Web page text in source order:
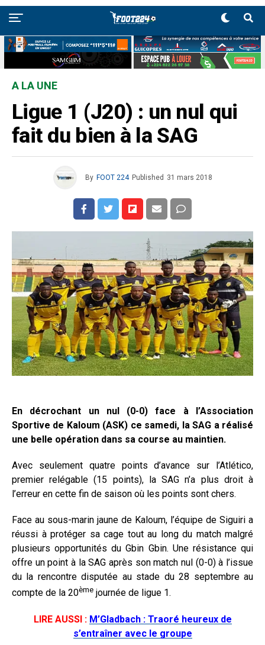
A LA UNE
Ligue 1 (J20) : un nul qui
fait du bien à la SAG
By FOOT 224 Published 31 mars 2018
En décrochant un nul (0-0) face à l’Association
Sportive de Kaloum (ASK) ce samedi, la SAG a réalisé
une belle opération dans sa course au maintien.
Avec seulement quatre points d’avance sur l’Atlético,
premier relégable (15 points), la SAG n’a plus droit à
l’erreur en cette fin de saison où les points sont chers.
Face au sous-marin jaune de Kaloum, l’équipe de Siguiri a
réussi à protéger sa cage tout au long du match malgré
plusieurs opportunités du Gbin Gbin. Une résistance qui
offre un point à la SAG après son match nul (0-0) à l’issue
du la rencontre disputée au stade du 28 septembre au
compte de la 20ème journée de ligue 1.
LIRE AUSSI : M’Gladbach : Traoré heureux de
s’entraîner avec le groupe